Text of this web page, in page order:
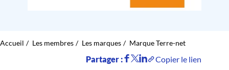
Accueil Les membres Les marques Marque Terre-net
Partager : Copier le lien